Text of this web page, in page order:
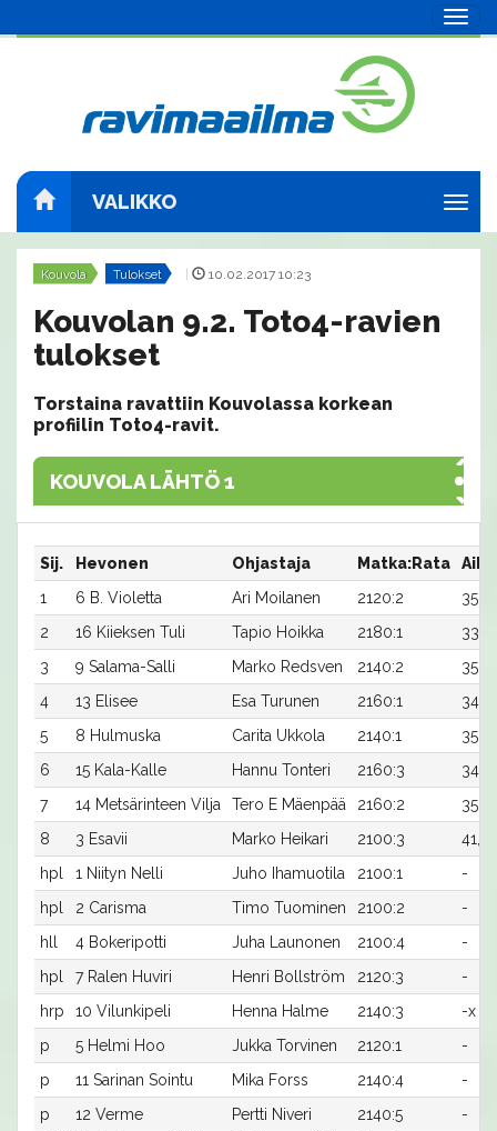
VALIKKO
Kouvola Tulokset 10.02.2017 10:23
Kouvolan 9.2. Toto4-ravien
tulokset
Torstaina ravattiin Kouvolassa korkean
profiilin Toto4-ravit.
KOUVOLA LÄHTÖ 1
Sij. Hevonen Ohjastaja Matka:Rata
Aika
1
6 B. Violetta Ari Moilanen 2120:2
35,8
2
16 Kiieksen Tuli Tapio Hoikka 2180:1
33,2
3
9 Salama-Salli Marko Redsven 2140:2
35,0
4
13 Elisee Esa Turunen 2160:1
5
8 Hulmuska Carita Ukkola 2140:1
35,2
6
15 Kala-Kalle Hannu Tonteri 2160:3
34,8
7
14 Metsärinteen Vilja Tero E Mäenpää 2160:2
8
3 Esavii Marko Heikari 2100:3
41,0x
hpl
1 Niityn Nelli Juho Ihamuotila 2100:1
-
hpl
2 Carisma Timo Tuominen 2100:2
-
hll
4 Bokeripotti Juha Launonen 2100:4
-
hpl
7 Ralen Huviri Henri Bollström 2120:3
-
hrp
10 Vilunkipeli Henna Halme 2140:3
-x
p
5 Helmi Hoo Jukka Torvinen 2120:1
-
p
11 Sarinan Sointu Mika Forss 2140:4
-
p
12 Verme Pertti Niveri 2140:5 -